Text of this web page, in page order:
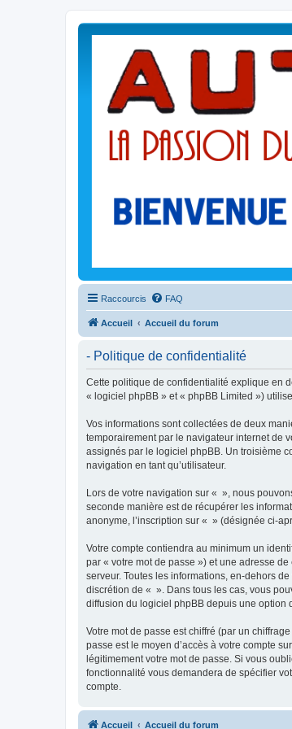
Raccourcis FAQ
Accueil Accueil du forum
- Politique de confidentialité
Cette politique de confidentialité explique en
« logiciel phpBB » et « phpBB Limited »)
Vos informations sont collectées de deux
temporairement par le navigateur internet de
assignés par le logiciel phpBB. Un troisième
navigation en tant qu’utilisateur.
Lors de votre navigation sur « », nous
seconde manière est de récupérer les
anonyme, l’inscription sur « » (désignée ci-
Votre compte contiendra au minimum un
par « votre mot de passe ») et une adresse
serveur. Toutes les informations, en-dehors
discrétion de « ». Dans tous les cas, vous
diffusion du logiciel phpBB depuis une option
Votre mot de passe est chiffré (par un
passe est le moyen d’accès à votre compte
légitimement votre mot de passe. Si vous
fonctionnalité vous demandera de spécifier
compte.
Accueil Accueil du forum